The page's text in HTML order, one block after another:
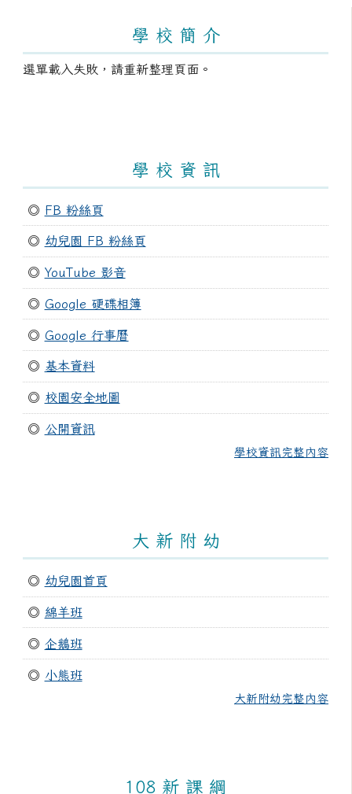
學 校 簡 介
選單載入失敗，請重新整理頁面。
學 校 資 訊
◎ FB 粉絲頁
◎ 幼兒園 FB 粉絲頁
◎ YouTube 影音
◎ Google 硬碟相簿
◎ Google 行事曆
◎ 基本資料
◎ 校園安全地圖
◎ 公開資訊
學校資訊完整內容
大 新 附 幼
◎ 幼兒園首頁
◎ 綿羊班
◎ 企鵝班
◎ 小熊班
大新附幼完整內容
108 新 課 綱